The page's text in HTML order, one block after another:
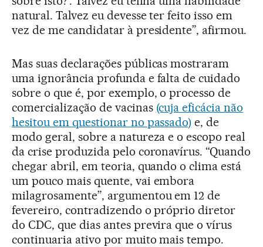
natural. Talvez eu devesse ter feito isso em
vez de me candidatar à presidente”, afirmou.
Mas suas declarações públicas mostraram
uma ignorância profunda e falta de cuidado
sobre o que é, por exemplo, o processo de
comercialização de vacinas (cuja eficácia não
hesitou em questionar no passado) e, de
modo geral, sobre a natureza e o escopo real
da crise produzida pelo coronavírus. “Quando
chegar abril, em teoria, quando o clima está
um pouco mais quente, vai embora
milagrosamente”, argumentou em 12 de
fevereiro, contradizendo o próprio diretor
do CDC, que dias antes previra que o vírus
continuaria ativo por muito mais tempo.